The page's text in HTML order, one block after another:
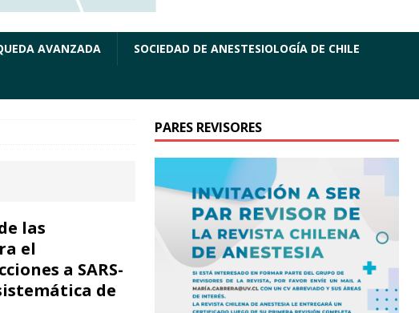
AVANZADA SOCIEDAD DE ANESTESIOLOGÍA DE CHILE
las
el
a SARS-
de
PARES REVISORES